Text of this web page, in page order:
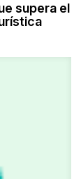
supera el